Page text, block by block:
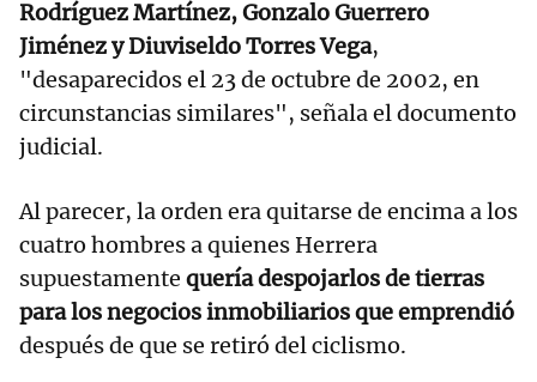
Rodríguez Martínez, Gonzalo Guerrero
Jiménez y Diuviseldo Torres Vega,
"desaparecidos el 23 de octubre de 2002, en
circunstancias similares", señala el documento
judicial.
Al parecer, la orden era quitarse de encima a los
cuatro hombres a quienes Herrera
supuestamente quería despojarlos de tierras
para los negocios inmobiliarios que emprendió
después de que se retiró del ciclismo.